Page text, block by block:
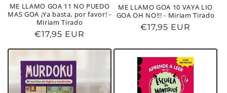
ME LLAMO GOA 11 NO PUEDO
MAS GOA ¡Ya basta, por favor! -
Miriam Tirado
Precio
€17,95 EUR
ME LLAMO GOA 10 VAYA LIO
GOA OH NO!!! - Miriam Tirado
Precio
€17,95 EUR